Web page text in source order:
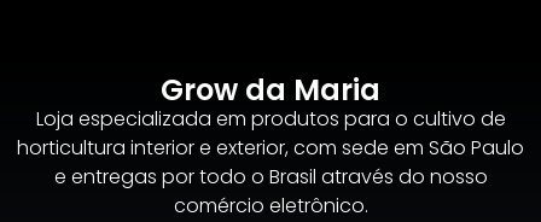
Grow da Maria
Loja especializada em produtos para o cultivo de
horticultura interior e exterior, com sede em São Paulo
e entregas por todo o Brasil através do nosso
comércio eletrônico.